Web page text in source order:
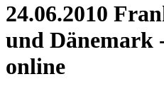
24.06.2010
und Dänemark
online